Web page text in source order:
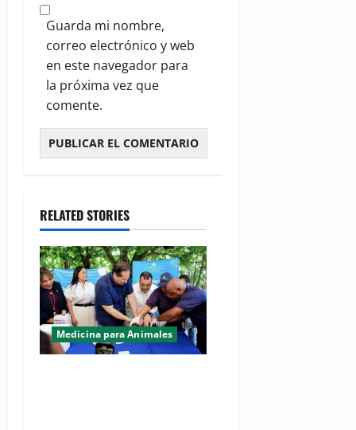
Guarda mi nombre,
correo electrónico y web
en este navegador para
la próxima vez que
comente.
RELATED STORIES
Medicina para Animales